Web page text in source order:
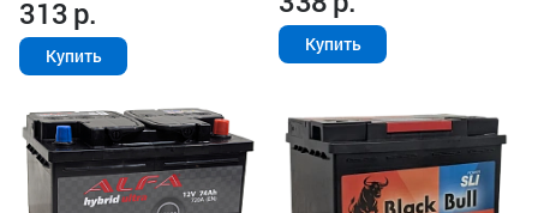
313р.
Купить
Купить